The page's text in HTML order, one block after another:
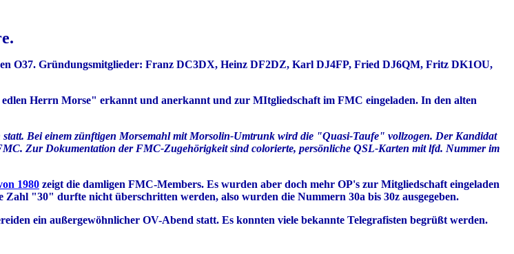
O37. Gründungsmitglieder: Franz DC3DX, Heinz DF2DZ, Karl DJ4FP, Fried DJ6QM, Fritz DK1OU,
Herrn Morse" erkannt und anerkannt und zur MItgliedschaft im FMC eingeladen. In den alten
Bei einem zünftigen Morsemahl mit Morsolin-Umtrunk wird die "Quasi-Taufe" vollzogen. Der Kandidat
Zur Dokumentation der FMC-Zugehörigkeit sind colorierte, persönliche QSL-Karten mit lfd. Nummer im
1980 zeigt die damligen FMC-Members. Es wurden aber doch mehr OP's zur Mitgliedschaft eingeladen
"30" durfte nicht überschritten werden, also wurden die Nummern 30a bis 30z ausgegeben.
ein außergewöhnlicher OV-Abend statt. Es konnten viele bekannte Telegrafisten begrüßt werden.